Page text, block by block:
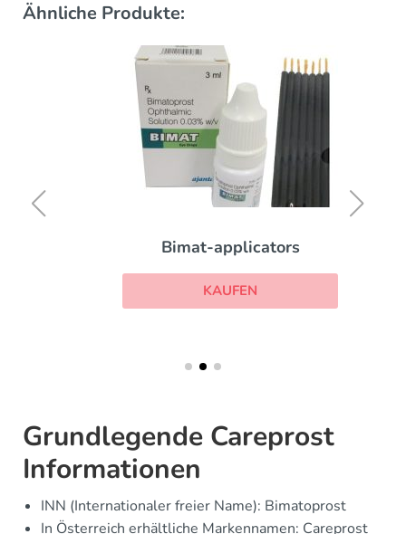
Ähnliche Produkte:
Bimat-applicators
KAUFEN
Grundlegende Careprost
Informationen
INN (Internationaler freier Name): Bimatoprost
In Österreich erhältliche Markennamen: Careprost